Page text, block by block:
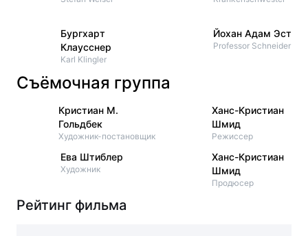
Бургхарт
Клаусснер
Karl Klingler
Йохан Адам Эст
Professor Schneider
Съёмочная группа
Кристиан М.
Гольдбек
Художник-постановщик
Ева Штиблер
Художник
Ханс-Кристиан
Шмид
Режиссер
Ханс-Кристиан
Шмид
Продюсер
Рейтинг фильма